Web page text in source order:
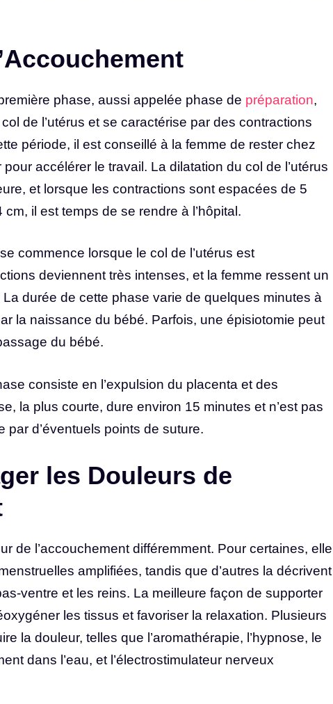
phase, aussi appelée phase de préparation,
de l’utérus et se caractérise par des contractions
période, il est conseillé à la femme de rester chez
accélérer le travail. La dilatation du col de l’utérus
et lorsque les contractions sont espacées de 5
il est temps de se rendre à l’hôpital.
commence lorsque le col de l’utérus est
deviennent très intenses, et la femme ressent un
durée de cette phase varie de quelques minutes à
la naissance du bébé. Parfois, une épisiotomie peut
du bébé.
consiste en l’expulsion du placenta et des
la plus courte, dure environ 15 minutes et n’est pas
d’éventuels points de suture.
les Douleurs de
de l’accouchement différemment. Pour certaines, elle
amplifiées, tandis que d’autres la décrivent
ventre et les reins. La meilleure façon de supporter
les tissus et favoriser la relaxation. Plusieurs
la douleur, telles que l’aromathérapie, l’hypnose, le
dans l’eau, et l’électrostimulateur nerveux